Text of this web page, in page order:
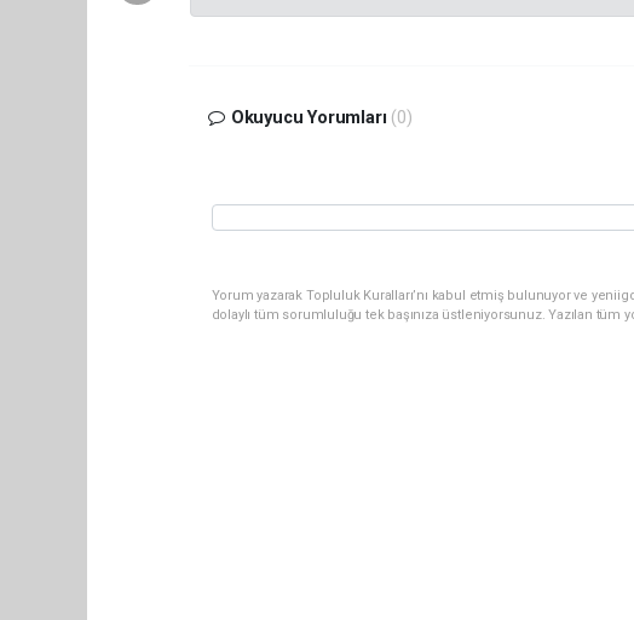
Okuyucu Yorumları (0)
Yorum yazarak Topluluk Kuralları’nı kabul etmiş bulunuyor ve
dolaylı tüm sorumluluğu tek başınıza üstleniyorsunuz. Yazılan